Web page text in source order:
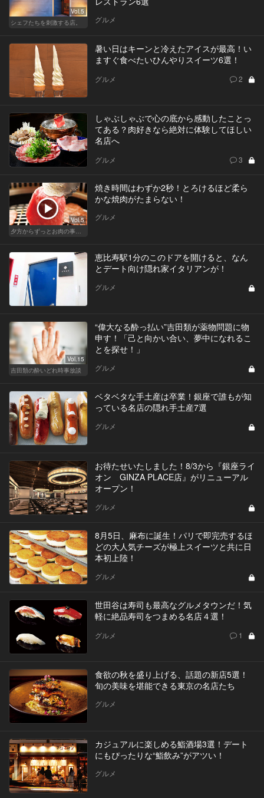
Vol.5
シェフたちを刺激する店。
グルメ
暑い日はキーンと冷えたアイスが最高！い
ますぐ食べたいひんやりスイーツ6選！
グルメ 2
しゃぶしゃぶで心の底から感動したことっ
てある？肉好きなら絶対に体験してほしい
名店へ
グルメ 3
Vol.5
夕方からずっとお肉の事を考えてる貴方へ
焼き時間はわずか2秒！とろけるほど柔ら
かな焼肉がたまらない！
グルメ
恵比寿駅1分のこのドアを開けると、なん
とデート向け隠れ家イタリアンが！
グルメ
Vol.15
吉田類の酔いどれ時事放談
“偉大なる酔っ払い”吉田類が薬物問題に物
申す！「己と向かい合い、夢中になれるこ
とを探せ！」
グルメ
ベタベタな手土産は卒業！銀座で誰もが知
っている名店の隠れ手土産7選
グルメ
お待たせいたしました！8/3から『銀座ライ
オン GINZA PLACE店』がリニューアル
オープン！
グルメ
8月5日、麻布に誕生！パリで即完売するほ
どの大人気チーズが極上スイーツと共に日
本初上陸！
グルメ
世田谷は寿司も最高なグルメタウンだ！気
軽に絶品寿司をつまめる名店４選！
グルメ 1
食欲の秋を盛り上げる、話題の新店5選！
旬の美味を堪能できる東京の名店たち
グルメ
カジュアルに楽しめる鮨酒場3選！デート
にもぴったりな“鮨飲み”がアツい！
グルメ